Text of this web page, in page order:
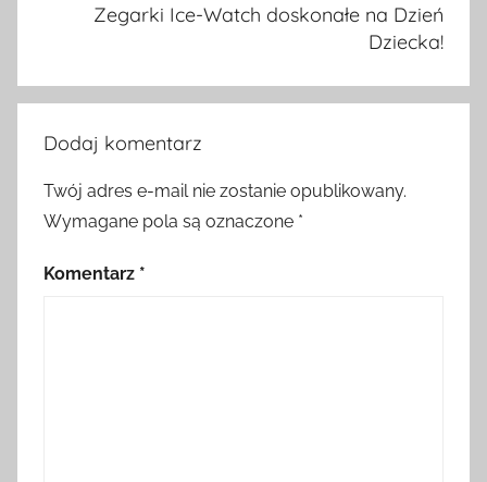
Zegarki Ice-Watch doskonałe na Dzień
Dziecka!
Dodaj komentarz
Twój adres e-mail nie zostanie opublikowany.
Wymagane pola są oznaczone *
Komentarz *